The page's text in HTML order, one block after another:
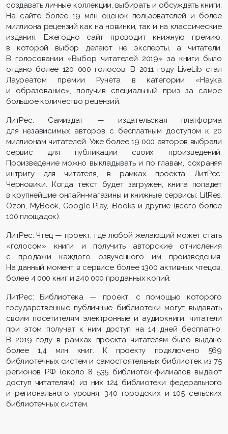
создавать личные коллекции, выбирать и обсуждать книги.
На сайте более 19 млн оценок пользователей и более
миллиона рецензий как на новинки, так и на классические
издания. Ежегодно сайт проводит книжную премию,
в которой выбор делают не эксперты, а читатели.
В голосовании «Выбор читателей 2019» за книги было
отдано более 120 000 голосов. В 2011 году LiveLib стал
Лауреатом премии Рунета в категории «Наука
и образование», получив специальный приз за самое
большое количество рецензий.
ЛитРес: Самиздат — издательская платформа
для независимых авторов с бесплатным доступом к 20
миллионам читателей. Уже более 19 000 авторов выбрали
сервис для публикации своих произведений.
Произведение можно выкладывать и по главам, сохраняя
интригу для читателя, в рамках проекта ЛитРес:
Черновики. Когда текст будет загружен, книга попадет
в крупнейшие онлайн-магазины и книжные сервисы: LitRes,
Ozon, MyBook, Google Play, iBooks и другие (всего более
100 площадок).
ЛитРес: Чтец — проект, где любой желающий может стать
«голосом» книги и получить авторские отчисления
с продажи каждого озвученного им произведения.
На данный момент в сервисе более 1300 активных чтецов,
более 4 000 книг и 240 000 проданных копий.
ЛитРес: Библиотека — проект, с помощью которого
государственные публичные библиотеки могут выдавать
своим посетителям электронные и аудиокниги, читатели
при этом получат к ним доступ на 14 дней бесплатно.
В 2019 году в рамках проекта читателям было выдано
более 1,4 млн книг. К проекту подключено 569
библиотечных систем и самостоятельных библиотек из 75
регионов РФ (около 8 535 библиотек-филиалов выдают
доступ читателям): из них 124 библиотеки федерального
и регионального уровня, 340 городских и 105 сельских
библиотечных систем.